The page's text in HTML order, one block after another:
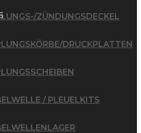
ZÜNDUNGSDECKEL
DRUCKPLATTEN
/ PLEUELKITS